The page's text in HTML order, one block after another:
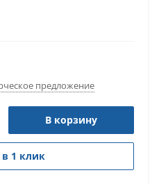
предложение
В корзину
1 клик